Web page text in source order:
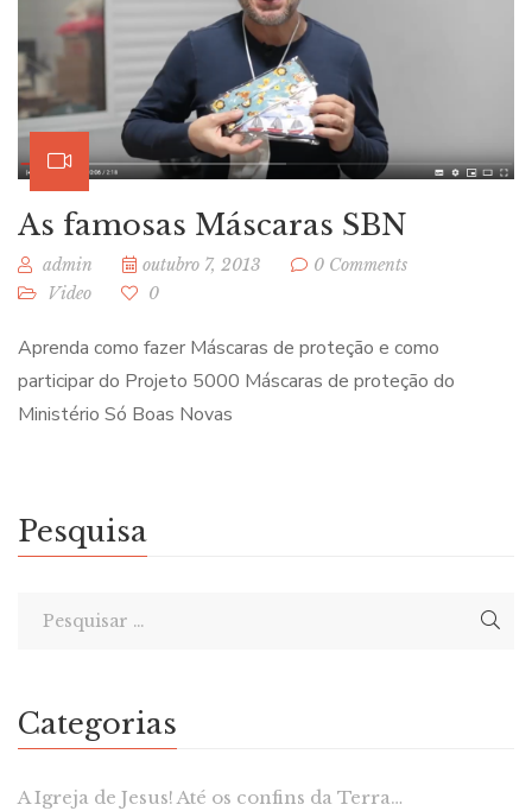
As famosas Máscaras SBN
admin outubro 7, 2013
0 Comments
Video
0
Aprenda como fazer Máscaras de proteção e como
participar do Projeto 5000 Máscaras de proteção do
Ministério Só Boas Novas
Pesquisa
Categorias
A Igreja de Jesus! Até os confins da Terra…